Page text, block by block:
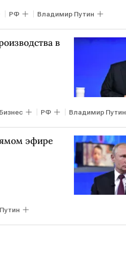
РФ Владимир Путин
Путиным — 2025
в
Бизнес РФ Владимир Путин
эфире